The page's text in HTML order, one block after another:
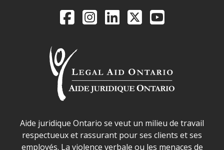
Legal Aid Ontario
FacebookInstagram
LinkedIn
X YouTube
Déclaration sur la sécurité dans les locaux d'AJO.
Aide juridique Ontario se veut un milieu de travail
respectueux et rassurant pour ses clients et ses
employés. La violence verbale ou les menaces de